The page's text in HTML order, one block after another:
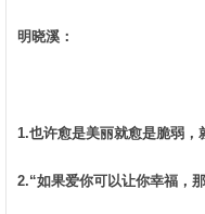
明晓溪：
1.也许愈是美丽就愈是脆弱，
2.“如果爱你可以让你幸福，